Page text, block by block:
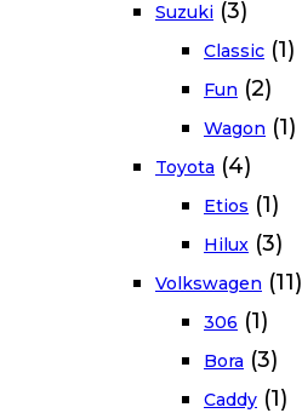
Suzuki (3)
Classic (1)
Fun (2)
Wagon (1)
Toyota (4)
Etios (1)
Hilux (3)
Volkswagen (11)
306 (1)
Bora (3)
Caddy (1)